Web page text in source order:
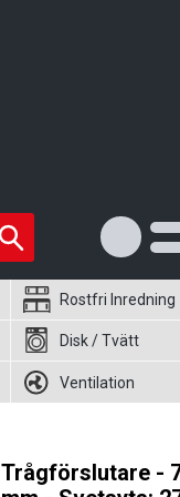
Rostfri Inredning
Disk / Tvätt
Ventilation
Trågförslutare -